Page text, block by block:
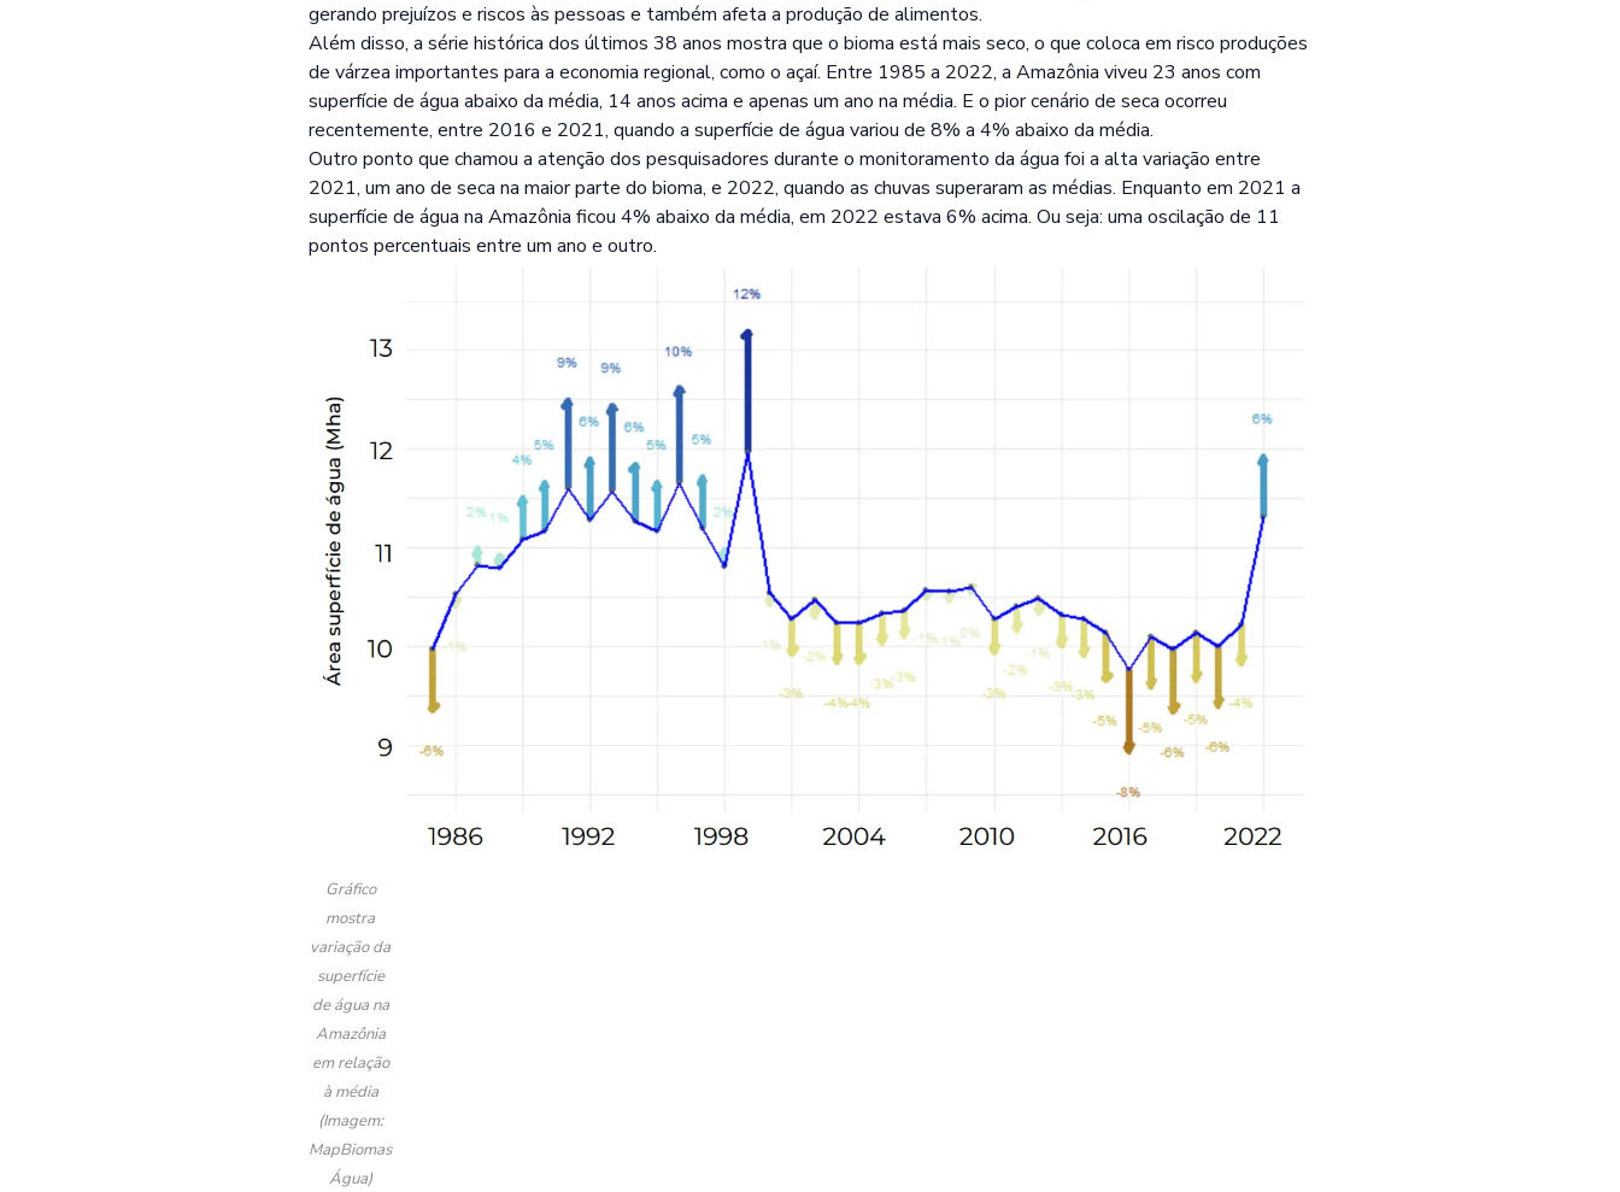
gerando prejuízos e riscos às pessoas e também afeta a produção de alimentos.
Além disso, a série histórica dos últimos 38 anos mostra que o bioma está mais seco, o que coloca em risco produções
de várzea importantes para a economia regional, como o açaí. Entre 1985 a 2022, a Amazônia viveu 23 anos com
superfície de água abaixo da média, 14 anos acima e apenas um ano na média. E o pior cenário de seca ocorreu
recentemente, entre 2016 e 2021, quando a superfície de água variou de 8% a 4% abaixo da média.
Outro ponto que chamou a atenção dos pesquisadores durante o monitoramento da água foi a alta variação entre
2021, um ano de seca na maior parte do bioma, e 2022, quando as chuvas superaram as médias. Enquanto em 2021 a
superfície de água na Amazônia ficou 4% abaixo da média, em 2022 estava 6% acima. Ou seja: uma oscilação de 11
pontos percentuais entre um ano e outro.
Gráfico
mostra
variação da
superfície
de água na
Amazônia
em relação
à média
(Imagem:
MapBiomas
Água)